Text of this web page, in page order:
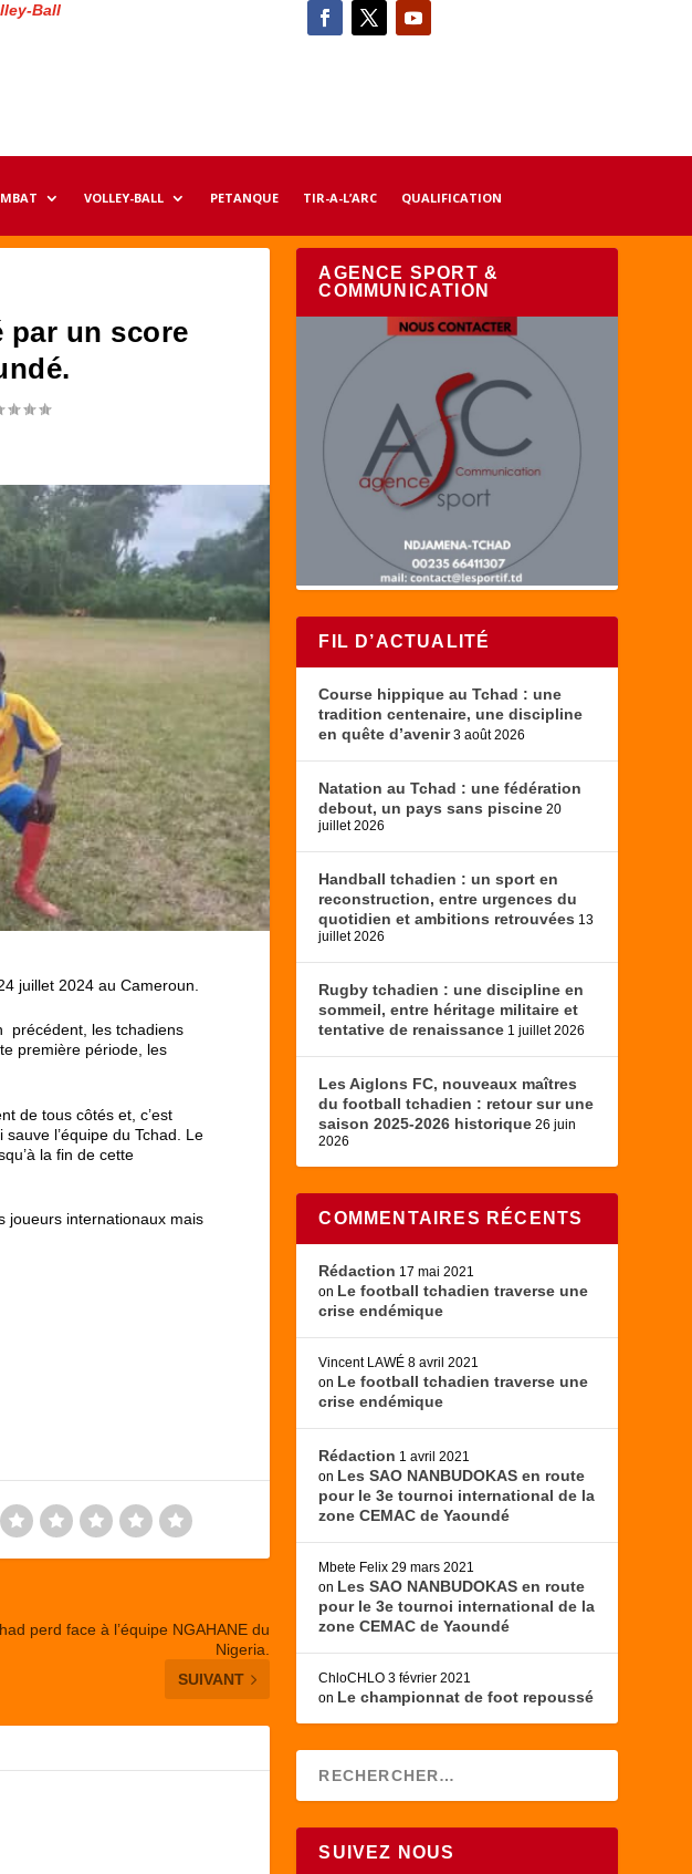
Ball
VOLLEY-BALL PETANQUE TIR-A-L’ARC QUALIFICATION
par un score
juillet 2024 au Cameroun.
précédent, les tchadiens
première période, les
de tous côtés et, c’est
l’équipe du Tchad. Le
la fin de cette
joueurs internationaux mais
perd face à l’équipe NGAHANE du
Nigeria.
SUIVANT
AGENCE SPORT &
COMMUNICATION
FIL D’ACTUALITÉ
Course hippique au Tchad : une
tradition centenaire, une discipline
en quête d’avenir 3 août 2026
Natation au Tchad : une fédération
debout, un pays sans piscine 20
juillet 2026
Handball tchadien : un sport en
reconstruction, entre urgences du
quotidien et ambitions retrouvées 13
juillet 2026
Rugby tchadien : une discipline en
sommeil, entre héritage militaire et
tentative de renaissance 1 juillet 2026
Les Aiglons FC, nouveaux maîtres
du football tchadien : retour sur une
saison 2025-2026 historique 26 juin
2026
COMMENTAIRES RÉCENTS
Rédaction 17 mai 2021
on Le football tchadien traverse une
crise endémique
Vincent LAWÉ 8 avril 2021
on Le football tchadien traverse une
crise endémique
Rédaction 1 avril 2021
on Les SAO NANBUDOKAS en route
pour le 3e tournoi international de la
zone CEMAC de Yaoundé
Mbete Felix 29 mars 2021
on Les SAO NANBUDOKAS en route
pour le 3e tournoi international de la
zone CEMAC de Yaoundé
ChloCHLO 3 février 2021
on Le championnat de foot repoussé
SUIVEZ NOUS